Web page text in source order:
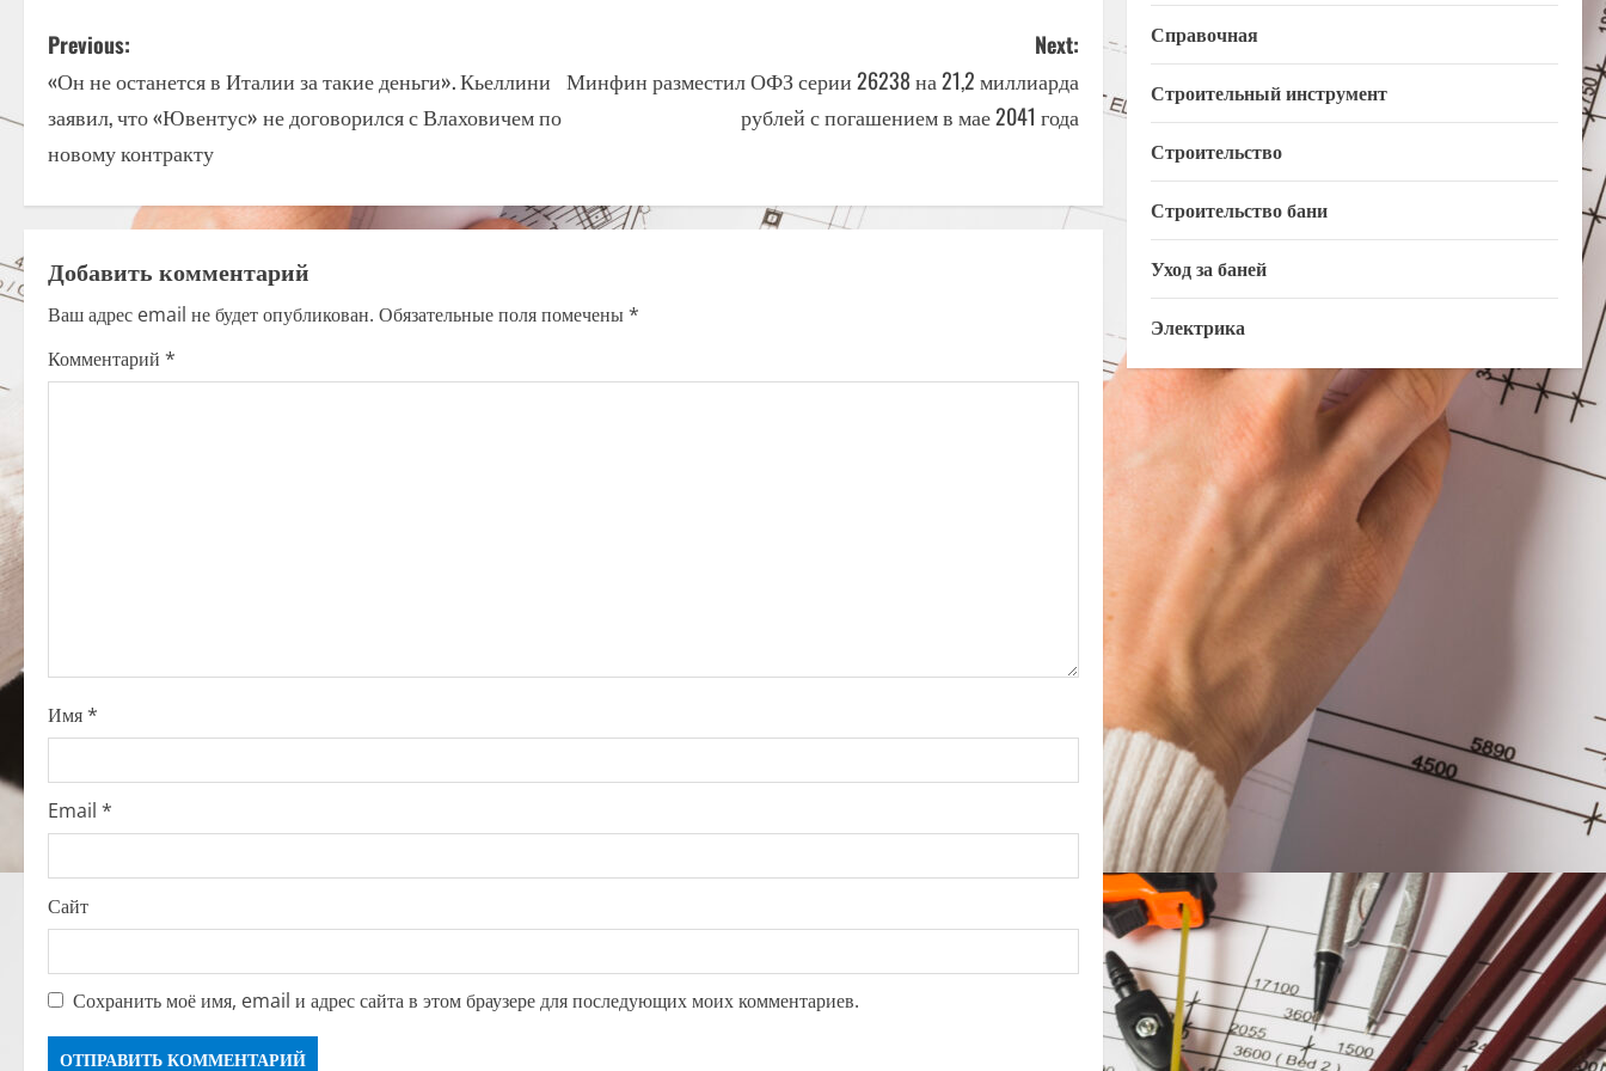
P
o
s
t
n
a
v
n
Previous:
«Он не останется в Италии за такие деньги». Кьеллини
заявил, что «Ювентус» не договорился с Влаховичем по
новому контракту
Next:
Минфин разместил ОФЗ серии 26238 на 21,2 миллиарда
рублей с погашением в мае 2041 года
Добавить комментарий
Ваш адрес email не будет опубликован. Обязательные поля помечены*
Комментарий *
Имя*
Email *
Сайт
Сохранить моё имя, email и адрес сайта в этом браузере для последующих моих комментариев.
Справочная
Строительный инструмент
Строительство
Строительство бани
Уход за баней
Электрика